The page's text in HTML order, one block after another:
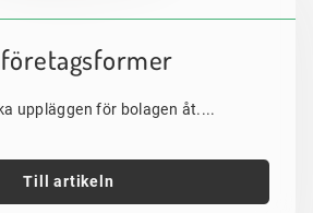
uppläggen för bolagen åt....
Till artikeln